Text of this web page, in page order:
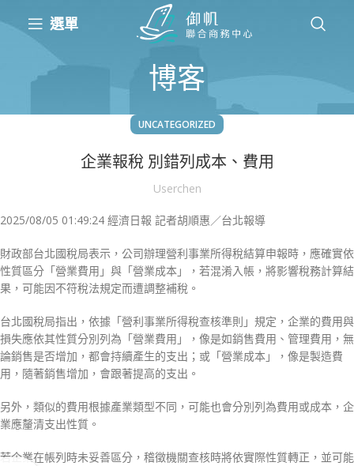
選單
博客
UNCATEGORIZED
企業報稅 別錯列成本、費用
Userchen
2025/08/05 01:49:24 經濟日報 記者胡順惠／台北報導
財政部台北國稅局表示，公司辦理營利事業所得稅結算申報時，應確實依
性質區分「營業費用」與「營業成本」，若混淆入帳，將影響稅務計算結
果，可能因不符稅法規定而遭調整補稅。
台北國稅局指出，依據「營利事業所得稅查核準則」規定，企業的費用與
損失應依其性質分別列為「營業費用」，像是如銷售費用、管理費用，無
論銷售是否增加，都會持續產生的支出；或「營業成本」，像是製造費
用，隨著銷售增加，會跟著提高的支出。
另外，類似的費用根據產業類型不同，可能也會分別列為費用或成本，企
業應釐清支出性質。
若企業在帳列時未妥善區分，稽徵機關查核時將依實際性質轉正，並可能